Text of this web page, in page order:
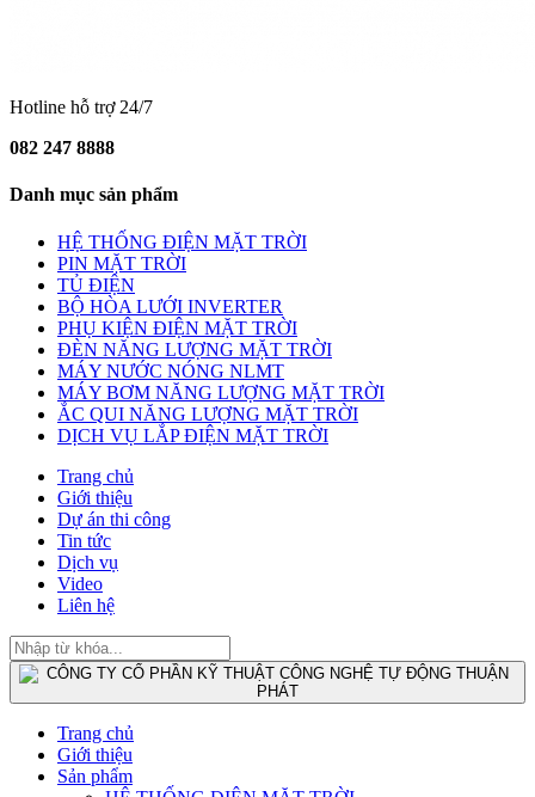
Hotline hỗ trợ 24/7
082 247 8888
Danh mục sản phẩm
HỆ THỐNG ĐIỆN MẶT TRỜI
PIN MẶT TRỜI
TỦ ĐIỆN
BỘ HÒA LƯỚI INVERTER
PHỤ KIỆN ĐIỆN MẶT TRỜI
ĐÈN NĂNG LƯỢNG MẶT TRỜI
MÁY NƯỚC NÓNG NLMT
MÁY BƠM NĂNG LƯỢNG MẶT TRỜI
ẮC QUI NĂNG LƯỢNG MẶT TRỜI
DỊCH VỤ LẮP ĐIỆN MẶT TRỜI
Trang chủ
Giới thiệu
Dự án thi công
Tin tức
Dịch vụ
Video
Liên hệ
Trang chủ
Giới thiệu
Sản phẩm